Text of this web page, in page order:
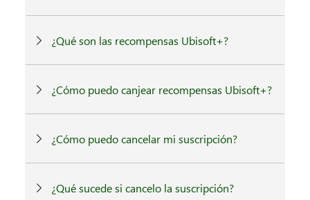
¿Qué son las recompensas Ubisoft+?
¿Cómo puedo canjear recompensas Ubisoft+?
¿Cómo puedo cancelar mi suscripción?
¿Qué sucede si cancelo la suscripción?